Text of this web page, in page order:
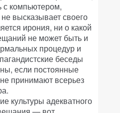
с компьютером,
высказывает своего
ирония, ни о какой
не может быть и
процедур и
беседы
если постоянные
принимают всерьез
культуры адекватного